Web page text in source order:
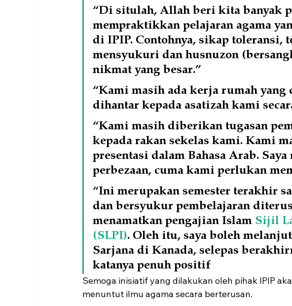
“Di situlah, Allah beri kita banyak
mempraktikkan pelajaran agama
di IPIP. Contohnya, sikap toleransi,
mensyukuri dan husnuzon
nikmat yang besar.”
“Kami masih ada kerja rumah
dihantar kepada asatizah kami
“Kami masih diberikan tugasan
kepada rakan sekelas kami. Kami
presentasi dalam Bahasa Arab.
perbezaan, cuma kami perlukan
“Ini merupakan semester terakhir
dan bersyukur pembelajaran
menamatkan pengajian Islam Sijil
(SLPI). Oleh itu, saya boleh
Sarjana di Kanada, selepas
katanya penuh positif
Semoga inisiatif yang dilakukan oleh pihak IPIP
menuntut ilmu agama secara berterusan.